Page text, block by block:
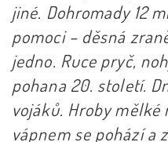
jiné. Dohromady 12
pomoci – děsná
jedno. Ruce pryč,
pohana 20. století.
vojáků. Hroby
vápnem se pohází a